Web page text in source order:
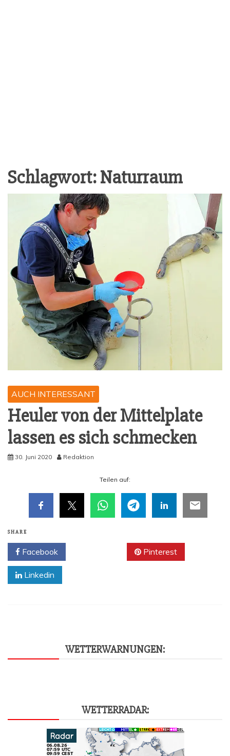
Schlagwort:Naturraum
AUCH INTERESSANT
Heu­ler von der Mit­tel­p­la­te
las­sen es sich schmecken
30. Juni 2020 Redaktion
Tei­len auf:
SHARE
Facebook Pinterest
Linkedin
WET­TER­WAR­NUN­GEN:
WET­TER­RA­DAR: